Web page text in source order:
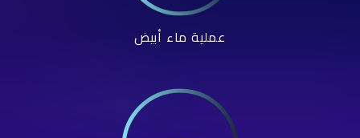
عملية ماء أبيض